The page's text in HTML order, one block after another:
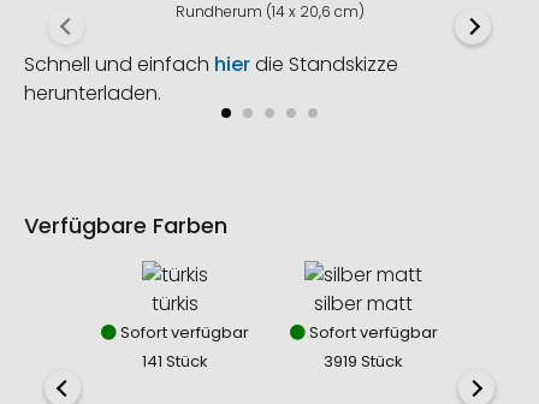
Rundherum (14 x 20,6 cm)
Schnell und einfach hierdie Standskizze
herunterladen.
Verfügbare Farben
türkis
Sofort verfügbar
141 Stück
silber matt
Sofort verfügbar
3919 Stück